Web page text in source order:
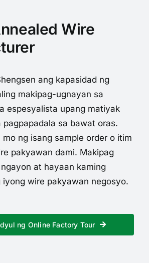
Wire
ang kapasidad ng
makipag-ugnayan sa
espesyalista upang matiyak
sa bawat oras.
mo ng isang sample order o itim
pakyawan dami. Makipag
at hayaan kaming
iyong wire pakyawan negosyo.
ng Online Factory Tour